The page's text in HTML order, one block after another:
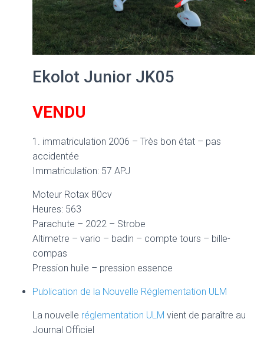
Ekolot Junior JK05
VENDU
1. immatriculation 2006 – Très bon état – pas
accidentée
Immatriculation: 57 APJ
Moteur Rotax 80cv
Heures: 563
Parachute – 2022 – Strobe
Altimetre – vario – badin – compte tours – bille-
compas
Pression huile – pression essence
Publication de la Nouvelle Réglementation ULM
La nouvelle réglementation ULM vient de paraître au
Journal Officiel